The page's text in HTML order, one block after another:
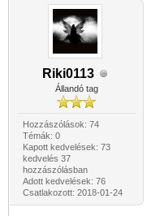
Riki0113
Állandó tag
Hozzászólások: 74
Témák: 0
Kapott kedvelések: 73
kedvelés 37
hozzászólásban
Adott kedvelések: 76
Csatlakozott: 2018-01-24